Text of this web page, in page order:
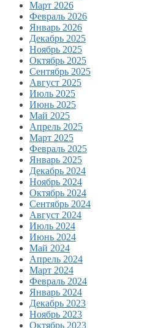
Март 2026
Февраль 2026
Январь 2026
Декабрь 2025
Ноябрь 2025
Октябрь 2025
Сентябрь 2025
Август 2025
Июль 2025
Июнь 2025
Май 2025
Апрель 2025
Март 2025
Февраль 2025
Январь 2025
Декабрь 2024
Ноябрь 2024
Октябрь 2024
Сентябрь 2024
Август 2024
Июль 2024
Июнь 2024
Май 2024
Апрель 2024
Март 2024
Февраль 2024
Январь 2024
Декабрь 2023
Ноябрь 2023
Октябрь 2023